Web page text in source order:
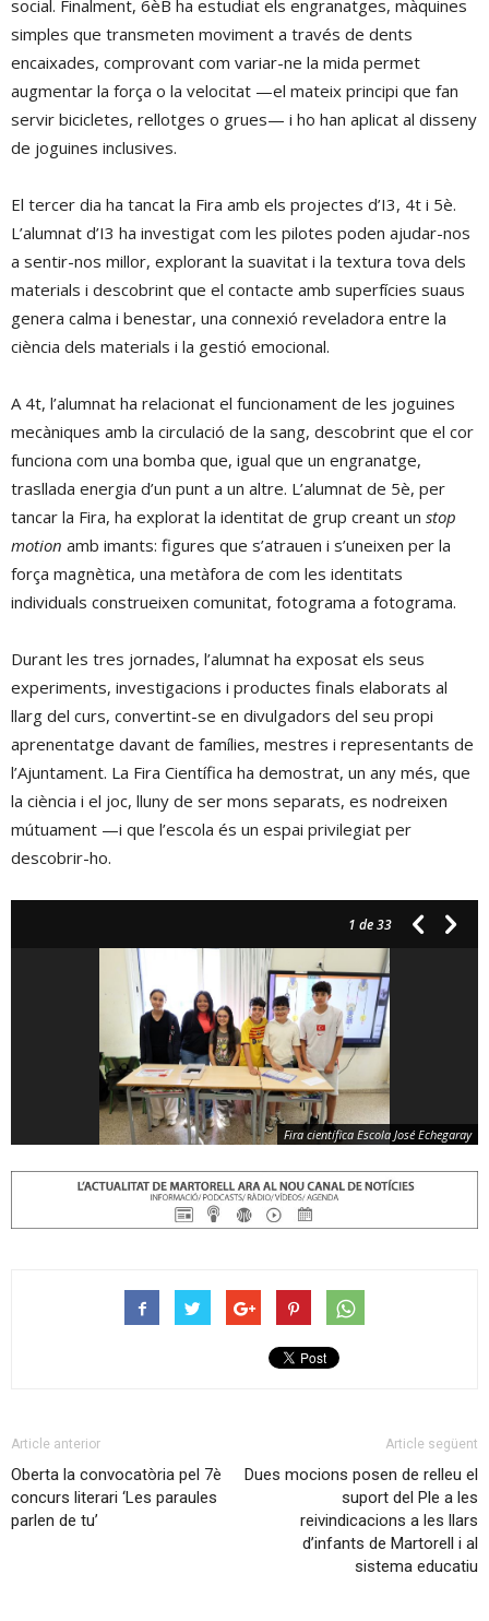
social. Finalment, 6èB ha estudiat els engranatges, màquines
simples que transmeten moviment a través de dents
encaixades, comprovant com variar-ne la mida permet
augmentar la força o la velocitat —el mateix principi que fan
servir bicicletes, rellotges o grues— i ho han aplicat al disseny
de joguines inclusives.
El tercer dia ha tancat la Fira amb els projectes d’I3, 4t i 5è.
L’alumnat d’I3 ha investigat com les pilotes poden ajudar-nos
a sentir-nos millor, explorant la suavitat i la textura tova dels
materials i descobrint que el contacte amb superfícies suaus
genera calma i benestar, una connexió reveladora entre la
ciència dels materials i la gestió emocional.
A 4t, l’alumnat ha relacionat el funcionament de les joguines
mecàniques amb la circulació de la sang, descobrint que el cor
funciona com una bomba que, igual que un engranatge,
trasllada energia d’un punt a un altre. L’alumnat de 5è, per
tancar la Fira, ha explorat la identitat de grup creant un stop
motion amb imants: figures que s’atrauen i s’uneixen per la
força magnètica, una metàfora de com les identitats
individuals construeixen comunitat, fotograma a fotograma.
Durant les tres jornades, l’alumnat ha exposat els seus
experiments, investigacions i productes finals elaborats al
llarg del curs, convertint-se en divulgadors del seu propi
aprenentatge davant de famílies, mestres i representants de
l’Ajuntament. La Fira Científica ha demostrat, un any més, que
la ciència i el joc, lluny de ser mons separats, es nodreixen
mútuament —i que l’escola és un espai privilegiat per
descobrir-ho.
1 de 33
Fira científica Escola José Echegaray
Article anterior
Oberta la convocatòria pel 7è
concurs literari ‘Les paraules
parlen de tu’
Article següent
Dues mocions posen de relleu el
suport del Ple a les
reivindicacions a les llars
d’infants de Martorell i al
sistema educatiu